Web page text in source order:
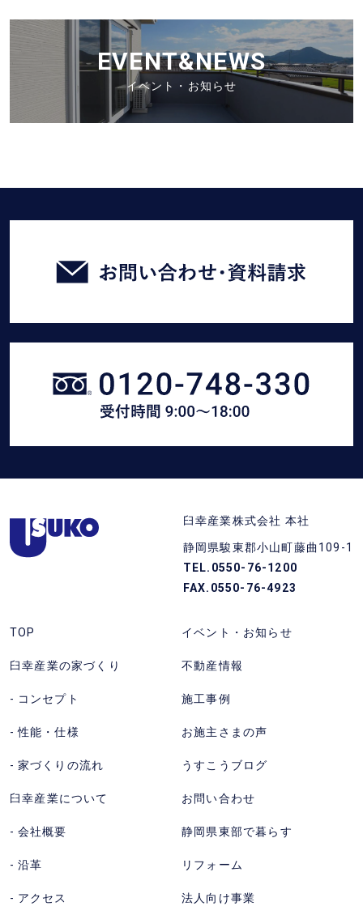
投
稿
稿
EVENT&NEWS
イベント・お知らせ
い
わ
せ・
料
請
す
幸
産
業
に
(フ
ー
ダ
ヤ
を
か
る。
受
時
間
18:00
県
の
文
住
な
ら
幸
産
株
式
臼幸産業株式会社 本社
静岡県駿東郡小山町藤曲109-1
TEL.0550-76-1200
FAX.0550-76-4923
TOP
臼幸産業の家づくり
コンセプト
性能・仕様
家づくりの流れ
臼幸産業について
会社概要
沿革
アクセス
イベント・お知らせ
不動産情報
施工事例
お施主さまの声
うすこうブログ
お問い合わせ
静岡県東部で暮らす
リフォーム
法人向け事業